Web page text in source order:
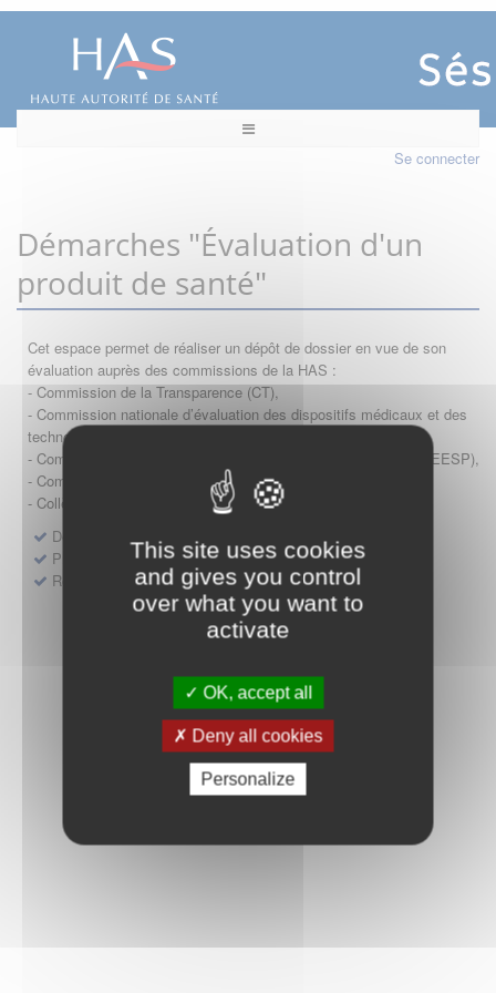
This site uses cookies
and gives you control
over what you want to
activate
OK, accept all
Deny all cookies
Personalize
Se connecter
Démarches "Évaluation d'un
produit de santé"
Cet espace permet de réaliser un dépôt de dossier en vue de son
évaluation auprès des commissions de la HAS :
- Commission de la Transparence (CT),
- Commission nationale d’évaluation des dispositifs médicaux et des
technologies de santé (CNEDiMTS),
- Commission d'évaluation économique et de santé publique (CEESP),
- Commission technique des vaccinations (CTV)
- Collège HAS (Forfait innovation : DM, DM-DIV, actes)
Dépôt d'un dossier pour un produit de santé
Protocoles d'études post-inscription
Rencontres précoces